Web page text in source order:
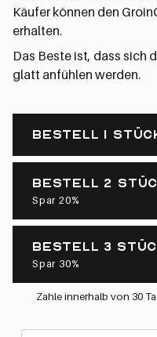
Käufer können den
erhalten.
Das Beste ist, dass sich
glatt anfühlen werden.
BESTELL 1
BESTELL 2
Spar 20%
BESTELL 3
Spar 30%
Zahle innerhalb von 30